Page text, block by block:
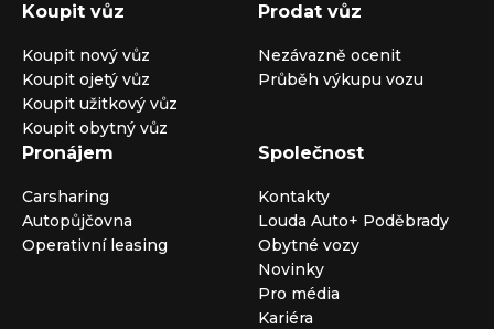
Koupit vůz
Koupit nový vůz
Koupit ojetý vůz
Koupit užitkový vůz
Koupit obytný vůz
Prodat vůz
Nezávazně ocenit
Průběh výkupu vozu
Pronájem
Carsharing
Autopůjčovna
Operativní leasing
Společnost
Kontakty
Louda Auto+ Poděbrady
Obytné vozy
Novinky
Pro média
Kariéra